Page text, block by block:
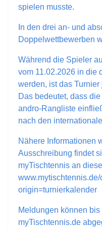
spielen musste.
In den drei an- und
Doppelwettbewerben
Während die Spieler
vom 11.02.2026 in die
werden, ist das
Das bedeutet, dass
andro-Rangliste
nach den
Nähere Informationen
Ausschreibung findet
myTischtennis an
origin=turnierkalender
Meldungen können
myTischtennis.de